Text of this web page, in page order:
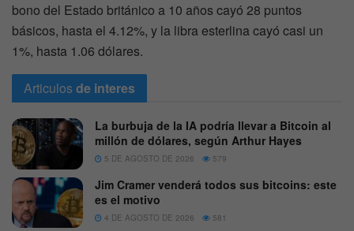
bono del Estado británico a 10 años cayó 28 puntos
básicos, hasta el 4.12%, y la libra esterlina cayó casi un
1%, hasta 1.06 dólares.
Articulosde interes
La burbuja de la IA podría llevar a Bitcoin al
millón de dólares, según Arthur Hayes
5 DE AGOSTO DE 2026 579
Jim Cramer venderá todos sus bitcoins: este
es el motivo
4 DE AGOSTO DE 2026 581